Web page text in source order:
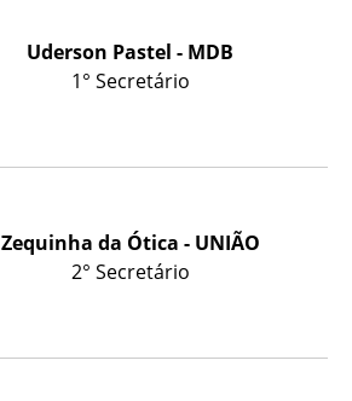
Uderson Pastel - MDB
1° Secretário
Zequinha da Ótica - UNIÃO
2° Secretário